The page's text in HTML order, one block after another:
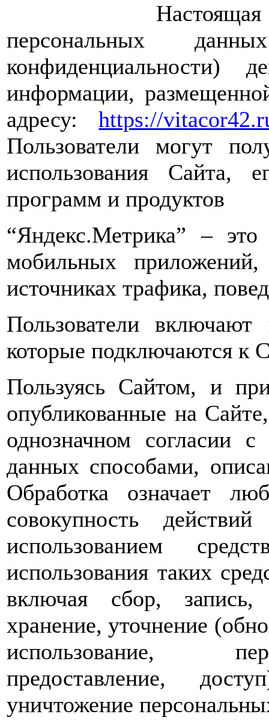
Настоящая
персональных
конфиденциальности)
информации,
адресу:https://
Пользователи могут
использования Сайта,
программ и продуктов
“Яндекс.Метрика” –
мобильных
источниках трафика,
Пользователи
которые подключаются к
Пользуясь Сайтом, и
опубликованные на
однозначном согласии
данных способами,
Обработка означает
совокупность
использованием
использования таких
включая сбор, запись,
хранение, уточнение
использование,
предоставление,
уничтожение